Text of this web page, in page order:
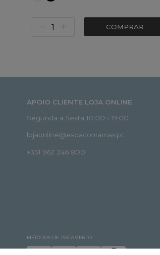
COMPRAR
APOIO CLIENTE LOJA ONLINE
Segunda a Sexta 10:00 › 19:00
lojaonline@espacomamas.pt
+351 962 246 800
MÉTODOS DE PAGAMENTO